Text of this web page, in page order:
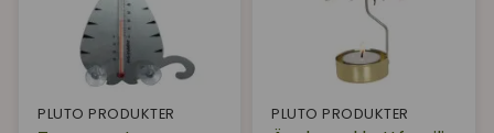
PLUTO PRODUKTER PLUTO PRODUKTER